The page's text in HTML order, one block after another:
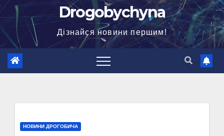
Drogobychyna
Дізнайся новини першим!
НОВИНИ ДРОГОБИЧА